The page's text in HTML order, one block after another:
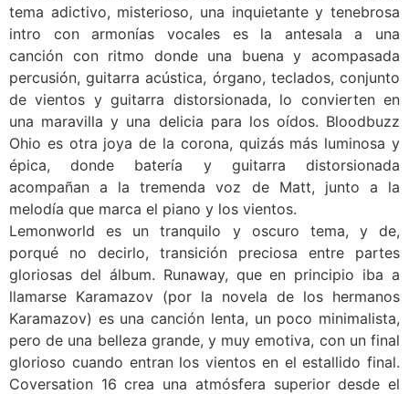
tema adictivo, misterioso, una inquietante y tenebrosa
intro con armonías vocales es la antesala a una
canción con ritmo donde una buena y acompasada
percusión, guitarra acústica, órgano, teclados, conjunto
de vientos y guitarra distorsionada, lo convierten en
una maravilla y una delicia para los oídos. Bloodbuzz
Ohio es otra joya de la corona, quizás más luminosa y
épica, donde batería y guitarra distorsionada
acompañan a la tremenda voz de Matt, junto a la
melodía que marca el piano y los vientos.
Lemonworld es un tranquilo y oscuro tema, y de,
porqué no decirlo, transición preciosa entre partes
gloriosas del álbum. Runaway, que en principio iba a
llamarse Karamazov (por la novela de los hermanos
Karamazov) es una canción lenta, un poco minimalista,
pero de una belleza grande, y muy emotiva, con un final
glorioso cuando entran los vientos en el estallido final.
Coversation 16 crea una atmósfera superior desde el